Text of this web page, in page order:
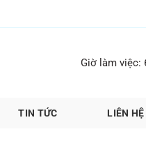
Giờ làm việc:
TIN TỨC LIÊN HỆ